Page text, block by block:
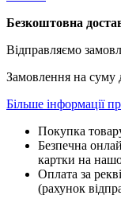
Безкоштовна
Відправляємо
Замовлення на суму
Більше інформації
Покупка
Безпечна
картки на
Оплата за
(рахунок